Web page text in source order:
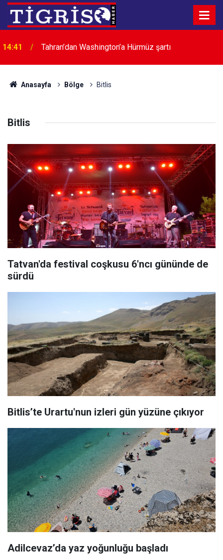
14:41 Tahran’dan Washington’a Hürmüz şartı
Anasayfa Bölge Bitlis
Bitlis
Tatvan'da festival coşkusu 6'ncı gününde de
sürdü
Bitlis’te Urartu'nun izleri gün yüzüne çıkıyor
Adilcevaz’da yaz yoğunluğu başladı